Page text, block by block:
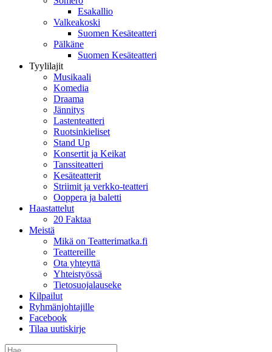
Esakallio
Valkeakoski
Suomen Kesäteatteri
Pälkäne
Suomen Kesäteatteri
Tyylilajit
Musikaali
Komedia
Draama
Jännitys
Lastenteatteri
Ruotsinkieliset
Stand Up
Konsertit ja Keikat
Tanssiteatteri
Kesäteatterit
Striimit ja verkko-teatteri
Ooppera ja baletti
Haastattelut
20 Faktaa
Meistä
Mikä on Teatterimatka.fi
Teattereille
Ota yhteyttä
Yhteistyössä
Tietosuojalauseke
Kilpailut
Ryhmänjohtajille
Facebook
Tilaa uutiskirje
Etsi